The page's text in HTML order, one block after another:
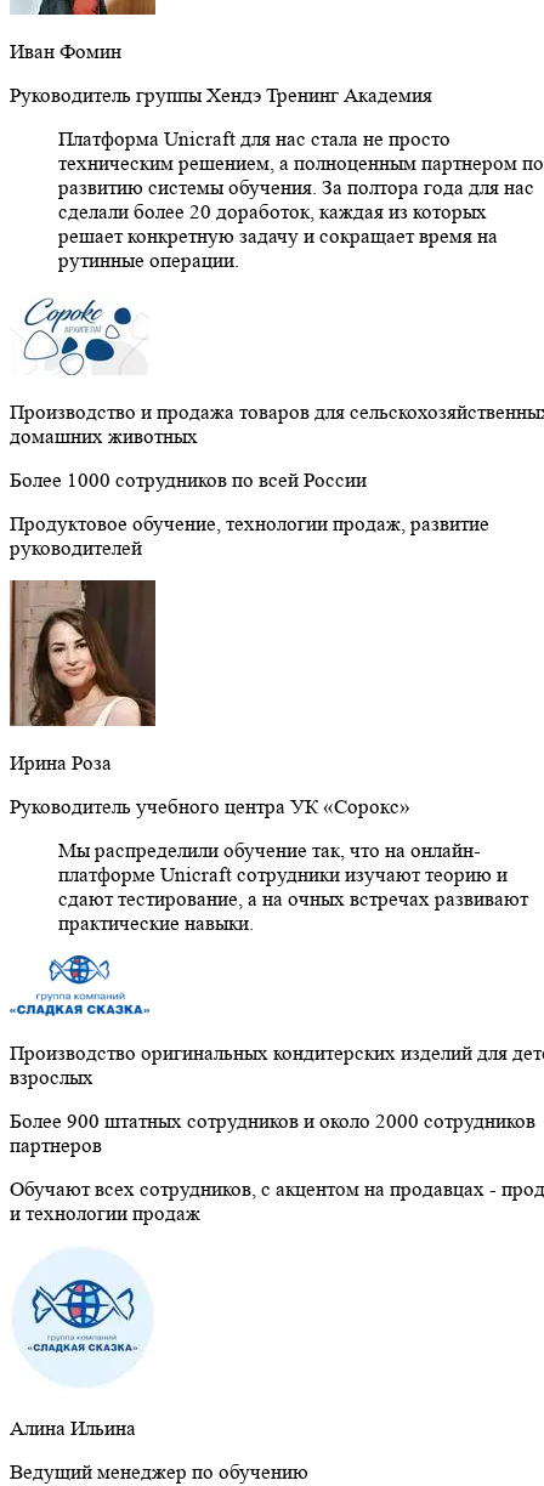
Иван Фомин
Руководитель группы Хендэ Тренинг Академия
Платформа Unicraft для нас стала не просто
техническим решением, а полноценным партнером по
развитию системы обучения. За полтора года для нас
сделали более 20 доработок, каждая из которых
решает конкретную задачу и сокращает время на
рутинные операции.
Производство и продажа товаров для
домашних животных
Более 1000 сотрудников по всей России
Продуктовое обучение, технологии продаж, развитие
руководителей
Ирина Роза
Руководитель учебного центра УК «Сорокс»
Мы распределили обучение так, что на онлайн-
платформе Unicraft сотрудники изучают теорию и
сдают тестирование, а на очных встречах развивают
практические навыки.
Производство оригинальных кондитерских изделий для
взрослых
Более 900 штатных сотрудников и около 2000 сотрудников
партнеров
Обучают всех сотрудников, с акцентом на продавцах -
и технологии продаж
Алина Ильина
Ведущий менеджер по обучению